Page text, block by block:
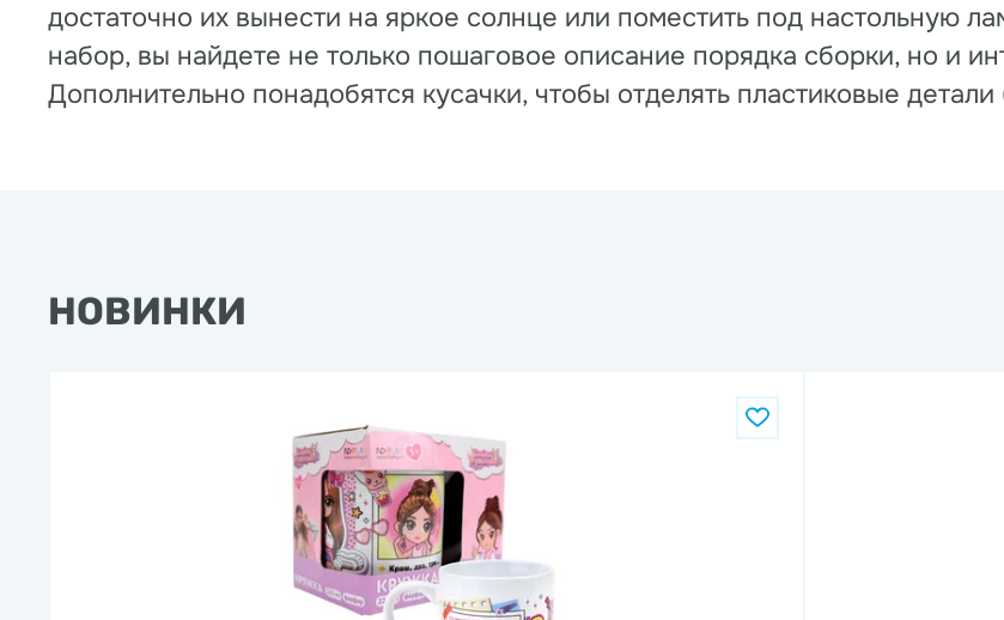
достаточно их вынести на яркое солнце или поместить под настольную
набор, вы найдете не только пошаговое описание порядка сборки, но и
Дополнительно понадобятся кусачки, чтобы отделять пластиковые детали
НОВИНКИ